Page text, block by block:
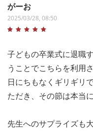
がーお
2025/03/28, 08:50
子どもの卒業式に退職
うことでこちらを利用
日にちもなくギリギリ
ただき、その節は本当
先生へのサプライズも